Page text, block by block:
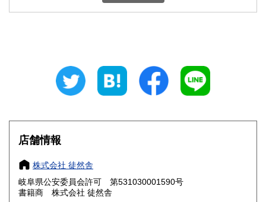
300円 三重県
大阪府
奈良県
鳥取県 300円 島根県
店舗情報
株式会社 徒然舎
岐阜県公安委員会許可 第531030001590号
書籍商 株式会社 徒然舎